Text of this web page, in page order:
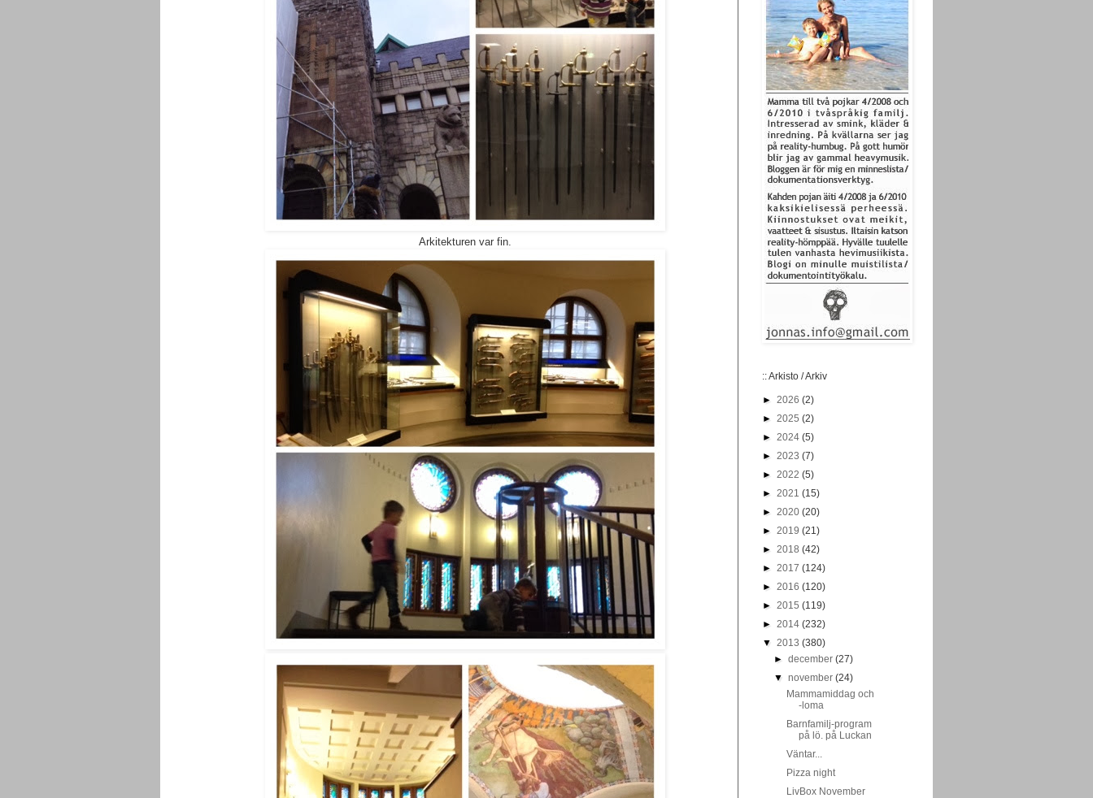
Arkitekturen var fin.
:: Arkisto / Arkiv
► 2026 (2)
► 2025 (2)
► 2024 (5)
► 2023 (7)
► 2022 (5)
► 2021 (15)
► 2020 (20)
► 2019 (21)
► 2018 (42)
► 2017 (124)
► 2016 (120)
► 2015 (119)
► 2014 (232)
▼ 2013 (380)
►december(27)
▼november(24)
Mammamiddag och
-loma
Barnfamilj-program
på lö. på Luckan
Väntar...
Pizza night
LivBox November